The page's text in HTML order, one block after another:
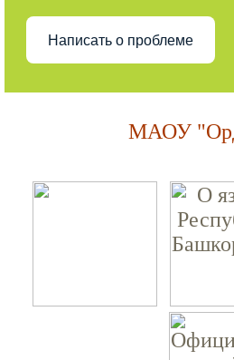
Написать о проблеме
МАОУ